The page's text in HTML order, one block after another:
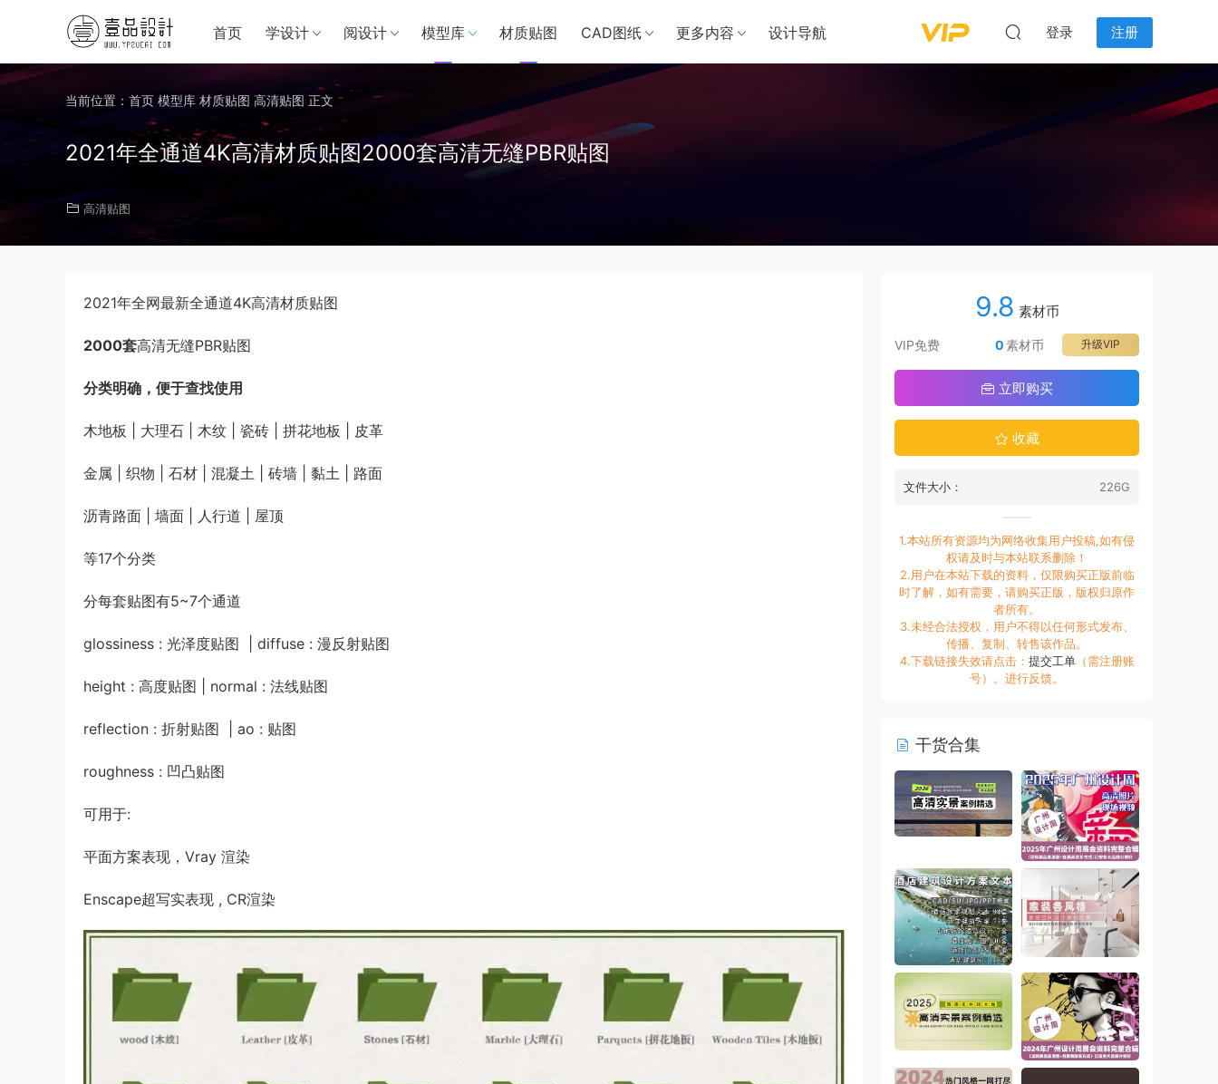
首页 学设计 阅设计 模型库 材质贴图 CAD图纸 更多内容 设计导航 登录 注册
当前位置： 首页 模型库 材质贴图 高清贴图 正文
2021年全通道4K高清材质贴图2000套高清无缝PBR贴图
高清贴图
2021年全网最新全通道4K高清材质贴图
2000套高清无缝PBR贴图
分类明确，便于查找使用
木地板 | 大理石 | 木纹 | 瓷砖 | 拼花地板 | 皮革
金属 | 织物 | 石材 | 混凝土 | 砖墙 | 黏土 | 路面
沥青路面 | 墙面 | 人行道 | 屋顶
等17个分类
分每套贴图有5~7个通道
glossiness : 光泽度贴图 | diffuse : 漫反射贴图
height : 高度贴图 | normal : 法线贴图
reflection : 折射贴图 | ao : 贴图
roughness : 凹凸贴图
可用于:
平面方案表现，Vray 渲染
Enscape超写实表现 , CR渲染
9.8 素材币
VIP免费 升级VIP
0素材币
立即购买
收藏
文件大小： 226G
1.本站所有资源均为网络收集用户投稿,如有侵
权请及时与本站联系删除！
2.用户在本站下载的资料，仅限购买正版前临
时了解，如有需要，请购买正版，版权归原作
者所有。
3.未经合法授权，用户不得以任何形式发布、
传播、复制、转售该作品。
4.下载链接失效请点击： 提交工单（需注册账
号）。进行反馈。
干货合集